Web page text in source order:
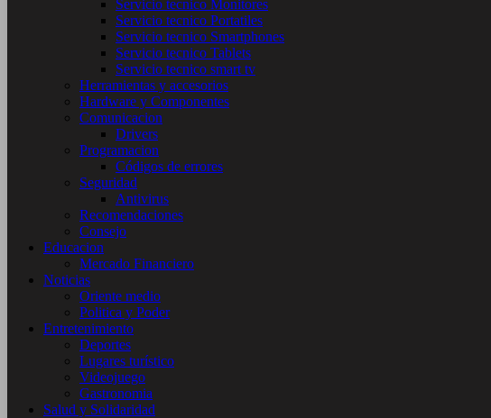
Servicio tecnico Monitores
Servicio tecnico Portatiles
Servicio tecnico Smartphones
Servicio tecnico Tablets
Servicio tecnico smart tv
Herramientas y accesorios
Hardware y Componentes
Comunicacion
Drivers
Programacion
Códigos de errores
Seguridad
Antivirus
Recomendaciones
Consejo
Educacion
Mercado Financiero
Noticias
Oriente medio
Politica y Poder
Entretenimiento
Deportes
Lugares turístico
Videojuego
Gastronomia
Salud y Solidaridad